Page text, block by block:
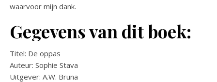
waarvoor mijn dank.
Gegevens van dit boek:
Titel: De oppas
Auteur: Sophie Stava
Uitgever: A.W. Bruna